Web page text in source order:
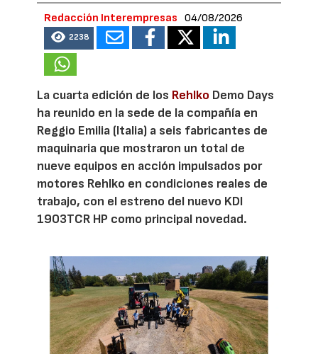
Redacción Interempresas 04/08/2026
2238
La cuarta edición de los Rehlko Demo Days
ha reunido en la sede de la compañía en
Reggio Emilia (Italia) a seis fabricantes de
maquinaria que mostraron un total de
nueve equipos en acción impulsados por
motores Rehlko en condiciones reales de
trabajo, con el estreno del nuevo KDI
1903TCR HP como principal novedad.